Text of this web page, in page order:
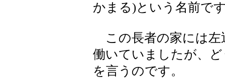
かまる)という名前で
この長者の家には左
働いていましたが、
を言うのです。